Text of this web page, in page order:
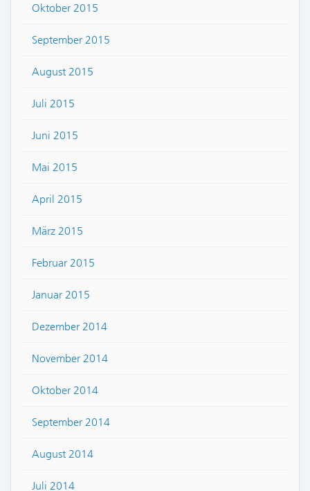
Oktober 2015
September 2015
August 2015
Juli 2015
Juni 2015
Mai 2015
April 2015
März 2015
Februar 2015
Januar 2015
Dezember 2014
November 2014
Oktober 2014
September 2014
August 2014
Juli 2014